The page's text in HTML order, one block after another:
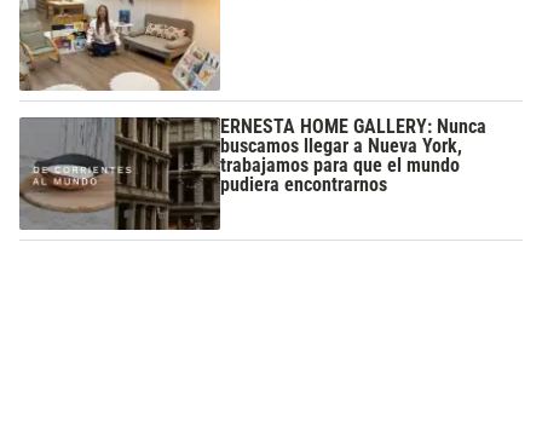
ERNESTA HOME GALLERY: Nunca
buscamos llegar a Nueva York,
trabajamos para que el mundo
pudiera encontrarnos